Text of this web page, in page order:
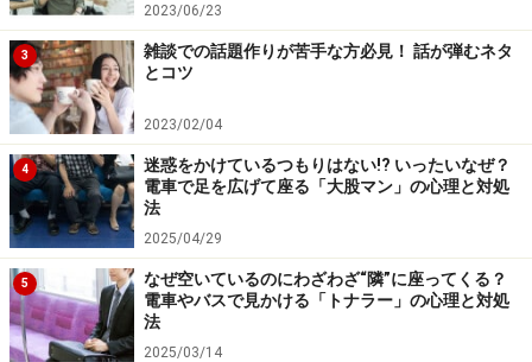
2023/06/23
3
雑談での話題作りが苦手な方必見！ 話が弾むネタ
とコツ
2023/02/04
4
迷惑をかけているつもりはない!? いったいなぜ？
電車で足を広げて座る「大股マン」の心理と対処
法
2025/04/29
5
なぜ空いているのにわざわざ“隣”に座ってくる？
電車やバスで見かける「トナラー」の心理と対処
法
2025/03/14